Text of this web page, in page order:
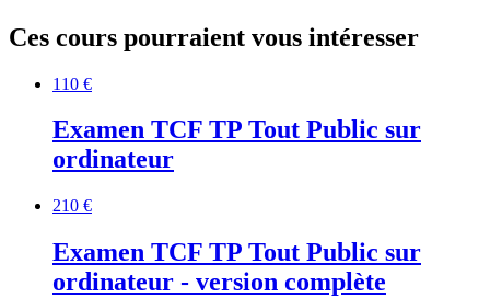
Ces cours pourraient vous intéresser
110 €
Examen TCF TP Tout Public sur
ordinateur
210 €
Examen TCF TP Tout Public sur
ordinateur - version complète